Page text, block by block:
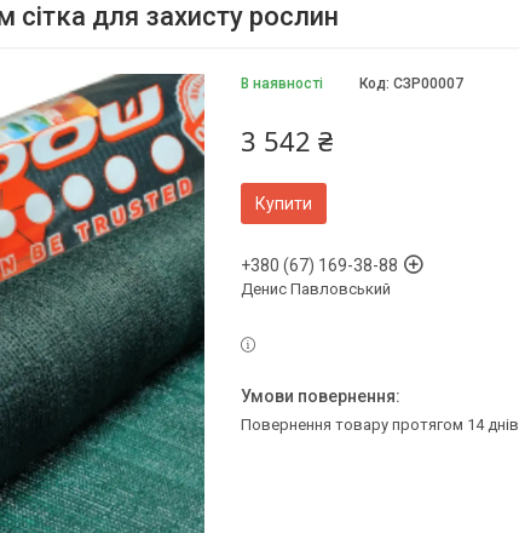
сітка для захисту рослин
В наявності Код: СЗР00007
3 542 ₴
Купити
+380 (67) 169-38-88
Денис Павловський
повернення товару протягом 14 днів